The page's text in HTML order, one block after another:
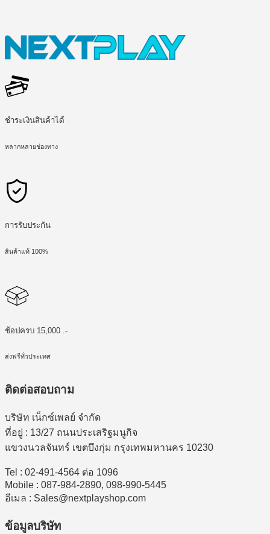
ชำระเงินสินค้าได้
หลากหลายช่องทาง
การรับประกัน
สินค้าแท้ 100%
ช้อปครบ 15,000 .-
ส่งฟรีทั่วประเทศ
ติดต่อสอบถาม
บริษัท เน็กซ์เพลย์ จำกัด
ที่อยู่ : 13/27 ถนนประเสริฐมนูกิจ
แขวงนวลจันทร์ เขตบึงกุ่ม กรุงเทพมหานคร 10230
Tel : 02-491-4564 ต่อ 1096
Mobile : 087-984-2890, 098-990-5445
อีเมล : Sales@nextplayshop.com
ข้อมูลบริษัท